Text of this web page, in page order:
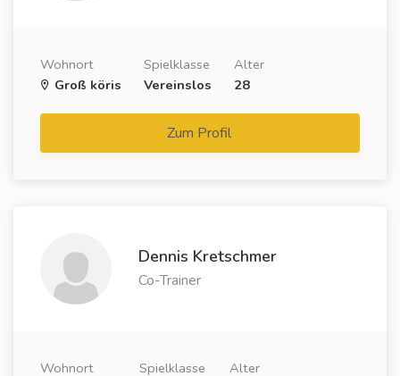
Wohnort
Groß köris
Spielklasse
Vereinslos
Alter
28
Zum Profil
Dennis Kretschmer
Co-Trainer
Wohnort
Spielklasse
Alter